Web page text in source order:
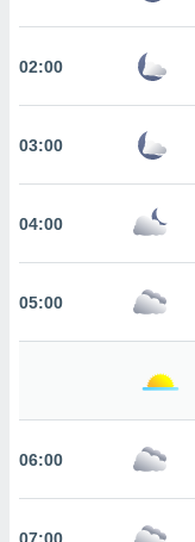
a nossa
todos os
um perfil
e
CONTINUAR
02:00
03:00
04:00
05:00
06:00
07:00